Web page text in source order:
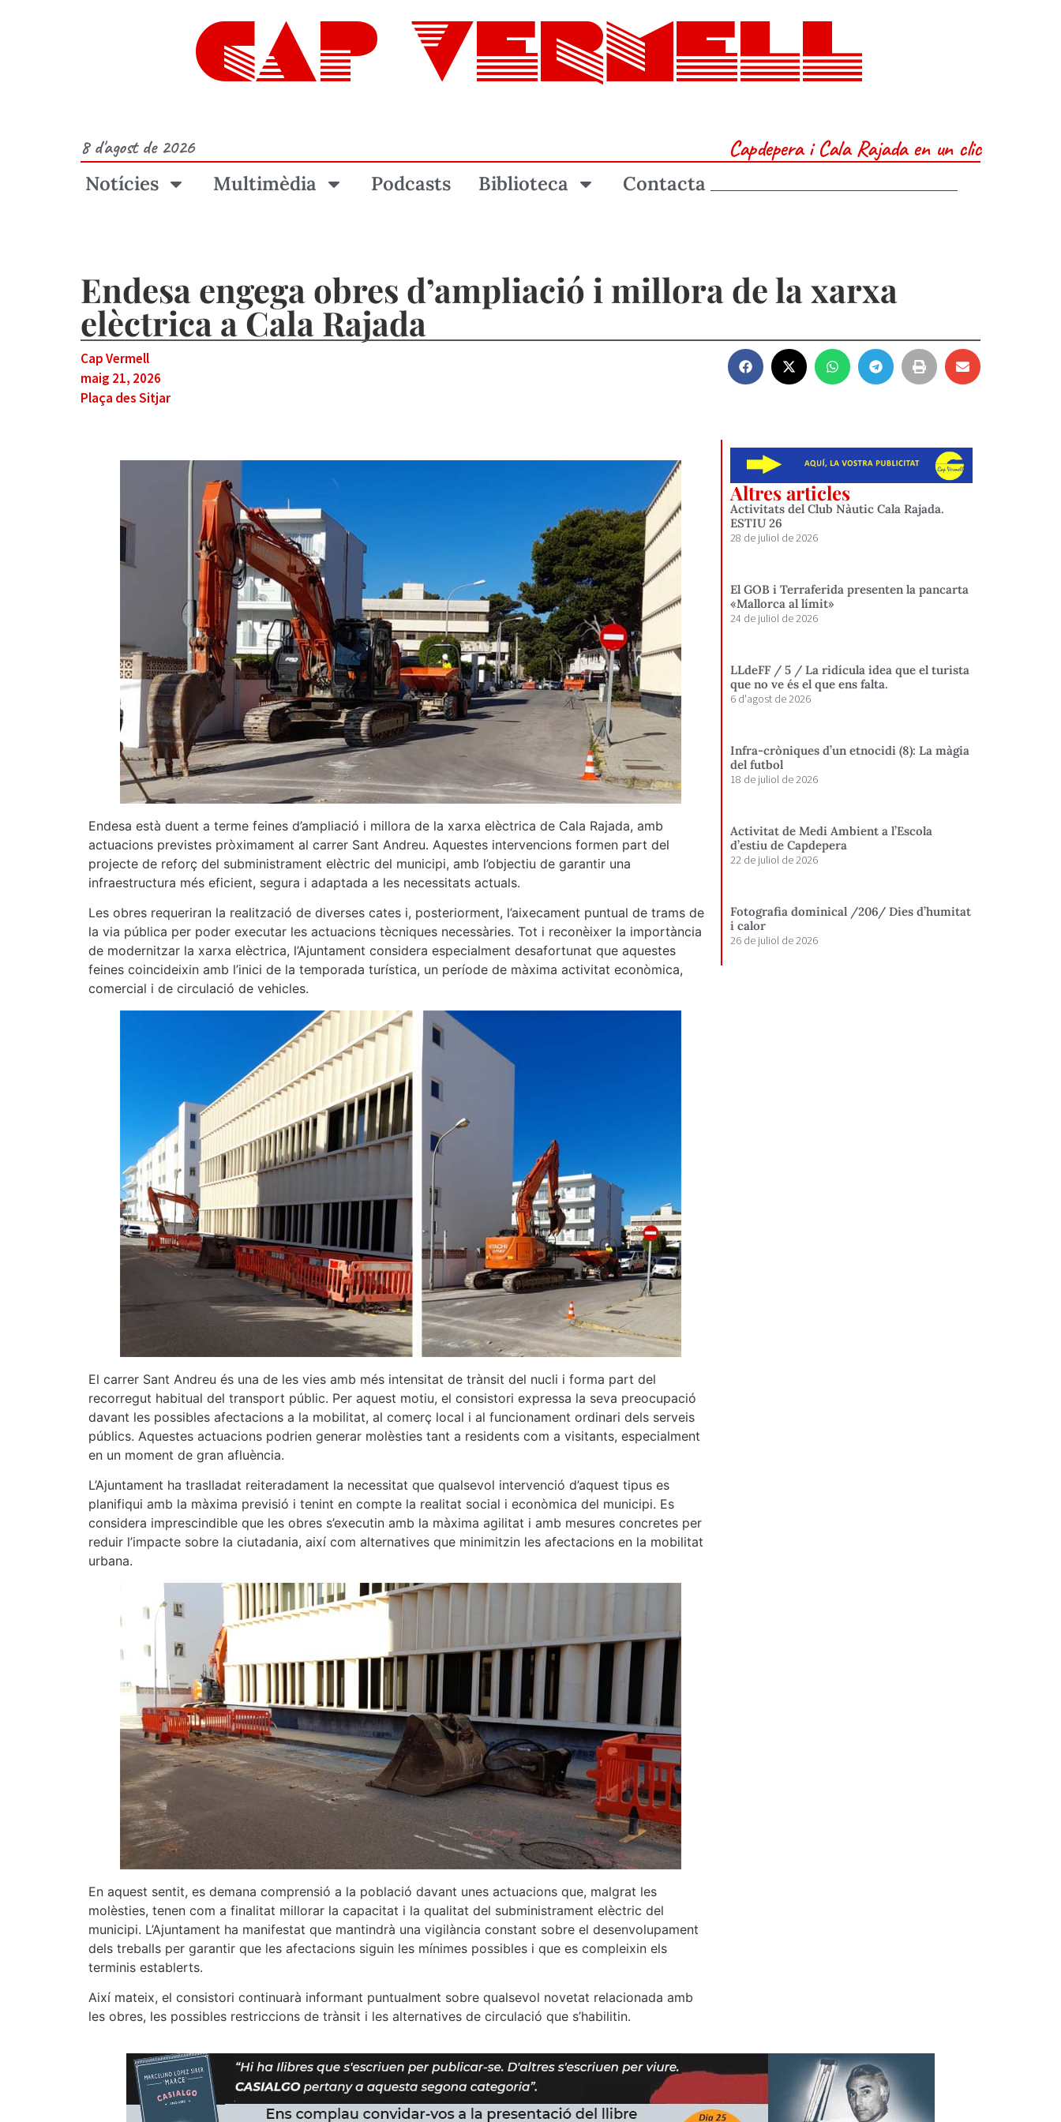
CAP VERMELL
8 d'agost de 2026 Capdepera i Cala Rajada en un clic
Notícies Multimèdia Podcasts Biblioteca Contacta
Endesa engega obres d’ampliació i millora de la xarxa
elèctrica a Cala Rajada
Cap Vermell
maig 21, 2026
Plaça des Sitjar
Endesa està duent a terme feines d’ampliació i millora de la xarxa elèctrica de Cala Rajada, amb
actuacions previstes pròximament al carrer Sant Andreu. Aquestes intervencions formen part del
projecte de reforç del subministrament elèctric del municipi, amb l’objectiu de garantir una
infraestructura més eficient, segura i adaptada a les necessitats actuals.
Les obres requeriran la realització de diverses cates i, posteriorment, l’aixecament puntual de trams de
la via pública per poder executar les actuacions tècniques necessàries. Tot i reconèixer la importància
de modernitzar la xarxa elèctrica, l’Ajuntament considera especialment desafortunat que aquestes
feines coincideixin amb l’inici de la temporada turística, un període de màxima activitat econòmica,
comercial i de circulació de vehicles.
El carrer Sant Andreu és una de les vies amb més intensitat de trànsit del nucli i forma part del
recorregut habitual del transport públic. Per aquest motiu, el consistori expressa la seva preocupació
davant les possibles afectacions a la mobilitat, al comerç local i al funcionament ordinari dels serveis
públics. Aquestes actuacions podrien generar molèsties tant a residents com a visitants, especialment
en un moment de gran afluència.
L’Ajuntament ha traslladat reiteradament la necessitat que qualsevol intervenció d’aquest tipus es
planifiqui amb la màxima previsió i tenint en compte la realitat social i econòmica del municipi. Es
considera imprescindible que les obres s’executin amb la màxima agilitat i amb mesures concretes per
reduir l’impacte sobre la ciutadania, així com alternatives que minimitzin les afectacions en la mobilitat
urbana.
En aquest sentit, es demana comprensió a la població davant unes actuacions que, malgrat les
molèsties, tenen com a finalitat millorar la capacitat i la qualitat del subministrament elèctric del
municipi. L’Ajuntament ha manifestat que mantindrà una vigilància constant sobre el desenvolupament
dels treballs per garantir que les afectacions siguin les mínimes possibles i que es compleixin els
terminis establerts.
Així mateix, el consistori continuarà informant puntualment sobre qualsevol novetat relacionada amb
les obres, les possibles restriccions de trànsit i les alternatives de circulació que s’habilitin.
Altres articles
Activitats del Club Nàutic Cala Rajada.
ESTIU 26
28 de juliol de 2026
El GOB i Terraferida presenten la pancarta
«Mallorca al límit»
24 de juliol de 2026
LLdeFF / 5 / La ridícula idea que el turista
que no ve és el que ens falta.
6 d'agost de 2026
Infra-cròniques d’un etnocidi (8): La màgia
del futbol
18 de juliol de 2026
Activitat de Medi Ambient a l’Escola
d’estiu de Capdepera
22 de juliol de 2026
Fotografia dominical /206/ Dies d’humitat
i calor
26 de juliol de 2026